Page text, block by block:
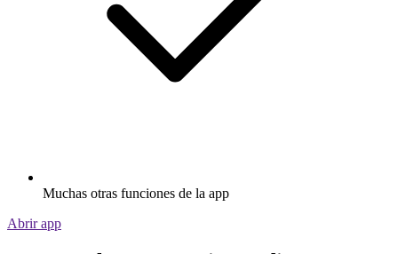
Muchas otras funciones de la app
Abrir app